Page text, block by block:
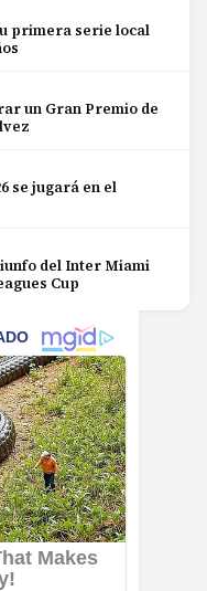
primera serie local
un Gran Premio de
se jugará en el
del Inter Miami
Cup